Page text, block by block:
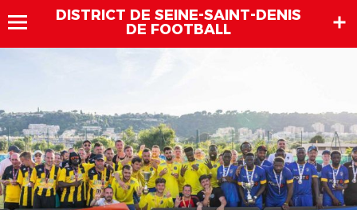
DISTRICT DE SEINE-SAINT-DENIS
DE FOOTBALL